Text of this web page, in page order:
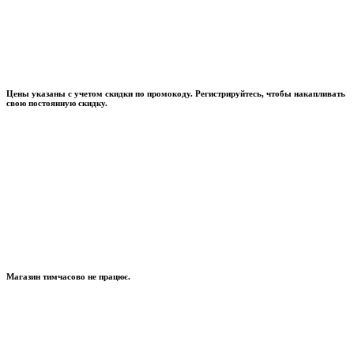
Цены указаны с учетом скидки по промокоду. Регистрируйтесь, чтобы накапливать
свою постоянную скидку.
Магазин тимчасово не працює.